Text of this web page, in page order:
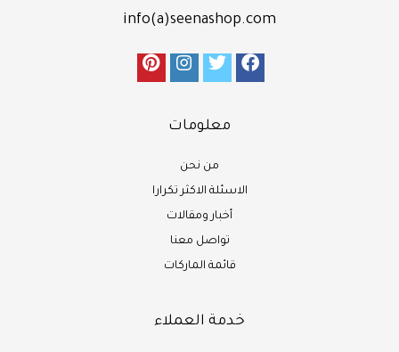
info(a)seenashop.com
معلومات
من نحن
الاسئلة الاكثر تكرارا
أخبار ومقالات
تواصل معنا
قائمة الماركات
خدمة العملاء